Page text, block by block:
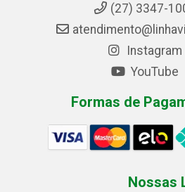
(27) 3347-
Instagram
YouTube
Formas de
Nossas